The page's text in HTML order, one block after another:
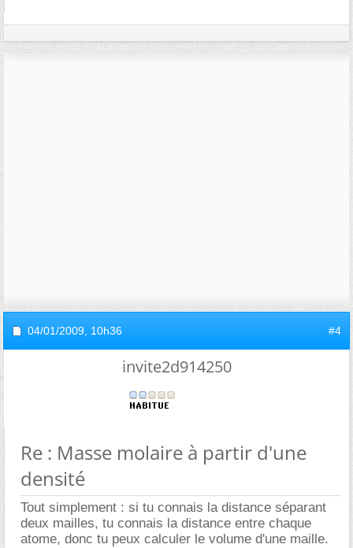
04/01/2009, 10h36 #4
invite2d914250
Re : Masse molaire à partir d'une
densité
Tout simplement : si tu connais la distance séparant
deux mailles, tu connais la distance entre chaque
atome, donc tu peux calculer le volume d'une maille.